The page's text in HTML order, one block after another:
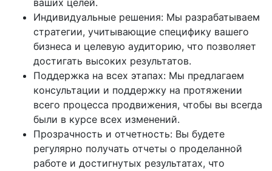
ваших целей.
Индивидуальные решения: Мы разрабатываем
стратегии, учитывающие специфику вашего
бизнеса и целевую аудиторию, что позволяет
достигать высоких результатов.
Поддержка на всех этапах: Мы предлагаем
консультации и поддержку на протяжении
всего процесса продвижения, чтобы вы всегда
были в курсе всех изменений.
Прозрачность и отчетность: Вы будете
регулярно получать отчеты о проделанной
работе и достигнутых результатах, что